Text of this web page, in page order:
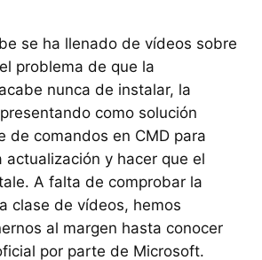
se ha llenado de vídeos sobre
problema de que la
nunca de instalar, la
como solución
de comandos en CMD para
actualización y hacer que el
A falta de comprobar la
clase de vídeos, hemos
al margen hasta conocer
por parte de Microsoft.